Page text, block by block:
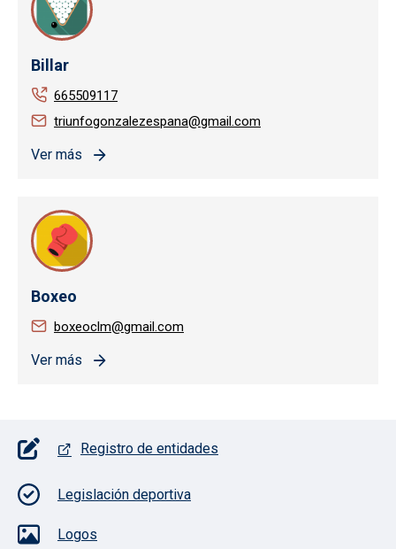
Billar
665509117
triunfogonzalezespana@gmail.com
Ver más
Boxeo
boxeoclm@gmail.com
Ver más
Pie de página con iconos
Registro de entidades
Legislación deportiva
Logos